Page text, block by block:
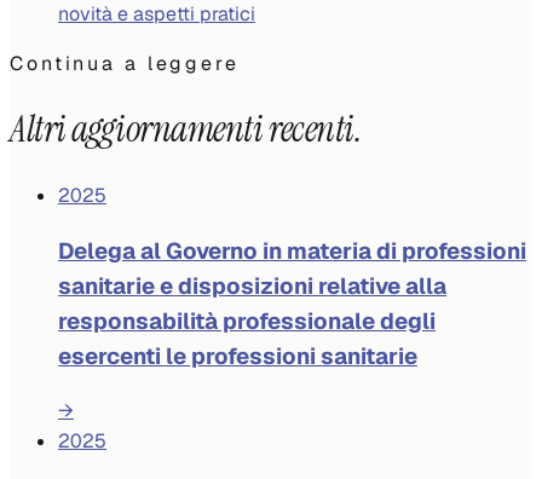
novità e aspetti pratici
Continua a leggere
Altri aggiornamenti recenti.
2025
Delega al Governo in materia di professioni
sanitarie e disposizioni relative alla
responsabilità professionale degli
esercenti le professioni sanitarie
→
2025